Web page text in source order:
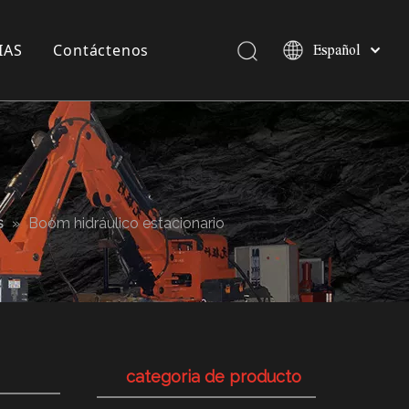
Contáctenos
Español
English
» Boom hidráulico estacionario
categoria de producto